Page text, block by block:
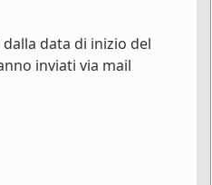
data di inizio del
inviati via mail